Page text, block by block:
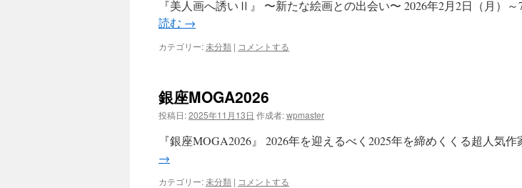
『美人画へ誘いⅡ』 〜新たな絵画との出会い〜 2026年2月2日（月）
読む →
カテゴリー:未分類 | コメントする
銀座MOGA2026
投稿日:2025年11月13日 作成者:wpmaster
『銀座MOGA2026』 2026年を迎えるべく2025年を締めくくる超人気
→
カテゴリー:未分類 | コメントする